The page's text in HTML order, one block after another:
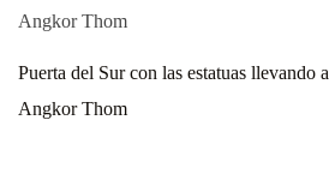
Puerta del Sur con las estatuas llevando a
Angkor Thom